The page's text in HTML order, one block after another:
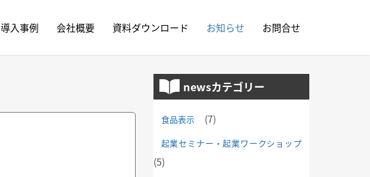
導入事例 会社概要 資料ダウンロード お知らせ お問合せ
newsカテゴリー
食品表示 (7)
起業セミナー・起業ワークショップ
(5)